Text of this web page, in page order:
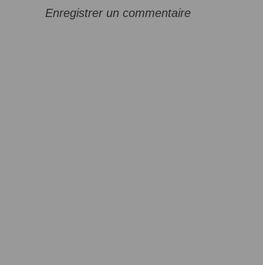
Enregistrer un commentaire